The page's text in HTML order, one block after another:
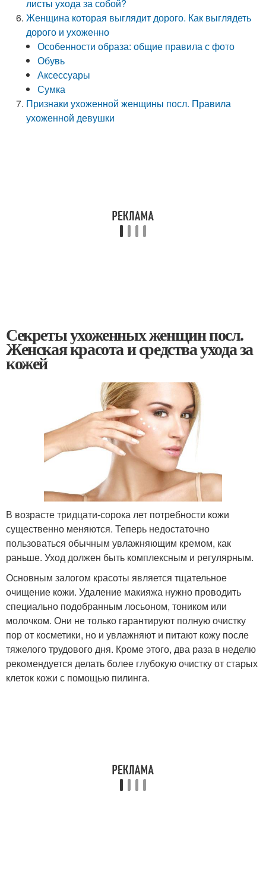
листы ухода за собой?
Женщина которая выглядит дорого. Как выглядеть
дорого и ухоженно
Особенности образа: общие правила с фото
Обувь
Аксессуары
Сумка
Признаки ухоженной женщины посл. Правила
ухоженной девушки
Секреты ухоженных женщин посл.
Женская красота и средства ухода за
кожей
В возрасте тридцати-сорока лет потребности кожи
существенно меняются. Теперь недостаточно
пользоваться обычным увлажняющим кремом, как
раньше. Уход должен быть комплексным и регулярным.
Основным залогом красоты является тщательное
очищение кожи. Удаление макияжа нужно проводить
специально подобранным лосьоном, тоником или
молочком. Они не только гарантируют полную очистку
пор от косметики, но и увлажняют и питают кожу после
тяжелого трудового дня. Кроме этого, два раза в неделю
рекомендуется делать более глубокую очистку от старых
клеток кожи с помощью пилинга.